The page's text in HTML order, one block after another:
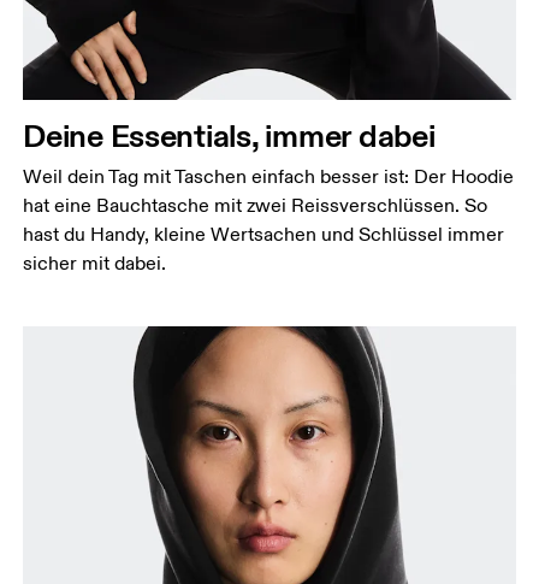
Deine Essentials, immer dabei
Weil dein Tag mit Taschen einfach besser ist: Der Hoodie
hat eine Bauchtasche mit zwei Reissverschlüssen. So
hast du Handy, kleine Wertsachen und Schlüssel immer
sicher mit dabei.